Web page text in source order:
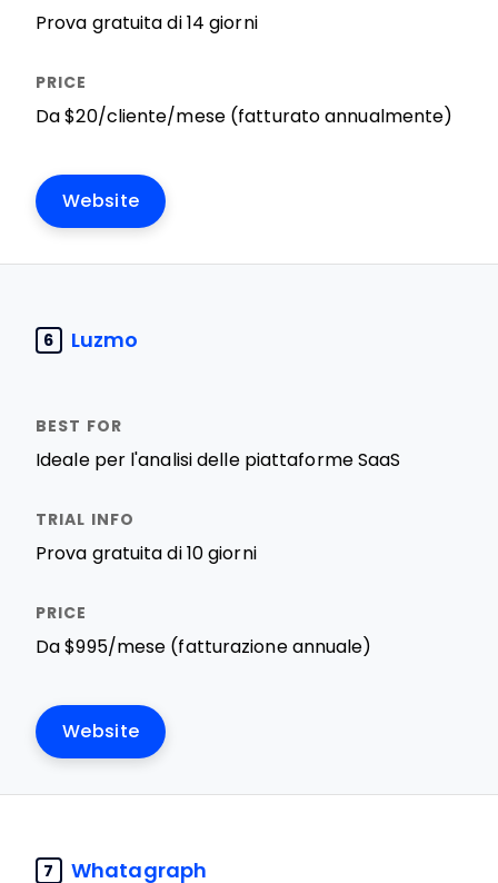
Prova gratuita di 14 giorni
Da $20/cliente/mese (fatturato annualmente)
Website
6 Luzmo
Ideale per l'analisi delle piattaforme SaaS
Prova gratuita di 10 giorni
Da $995/mese (fatturazione annuale)
Website
7 Whatagraph